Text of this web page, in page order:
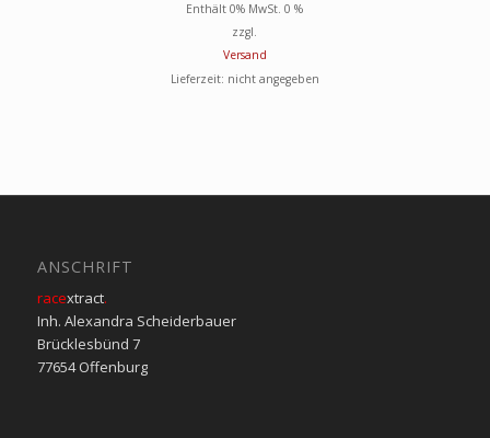
Enthält 0% MwSt. 0 %
zzgl.
Versand
Lieferzeit: nicht angegeben
ANSCHRIFT
racextract.
Inh. Alexandra Scheiderbauer
Brücklesbünd 7
77654 Offenburg